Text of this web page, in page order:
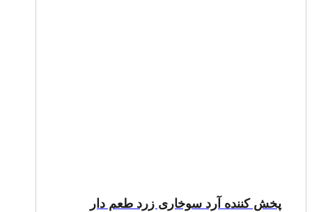
پخش کننده آرد سوخاری زرد طعم دار